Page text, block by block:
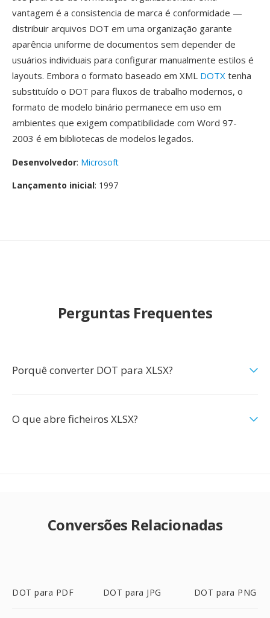
vantagem é a consistencia de marca é conformidade —
distribuir arquivos DOT em uma organização garante
aparência uniforme de documentos sem depender de
usuários individuais para configurar manualmente estilos é
layouts. Embora o formato baseado em XML DOTX tenha
substituído o DOT para fluxos de trabalho modernos, o
formato de modelo binário permanece em uso em
ambientes que exigem compatibilidade com Word 97-
2003 é em bibliotecas de modelos legados.
Desenvolvedor: Microsoft
Lançamento inicial: 1997
Perguntas Frequentes
Porquê converter DOT para XLSX?
O que abre ficheiros XLSX?
Conversões Relacionadas
DOT para PDF DOT para JPG DOT para PNG